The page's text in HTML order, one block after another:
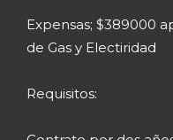
Expensas; $389000
de Gas y Electiridad
Requisitos: